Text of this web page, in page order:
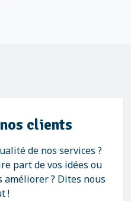
clients
de nos services ?
part de vos idées ou
? Dites nous
!